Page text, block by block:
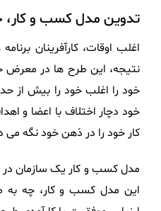
تدوین مدل کسب و کار،
اغلب اوقات، کارآفرینان
نتیجه، این طرح ها در معرض
خود را اغلب خود را بیش از
خود دچار اختلاف با اعضا و
کار خود را در ذهن خود نگه می
مدل کسب و کار یک سازمان در
این مدل کسب و کار، چه به